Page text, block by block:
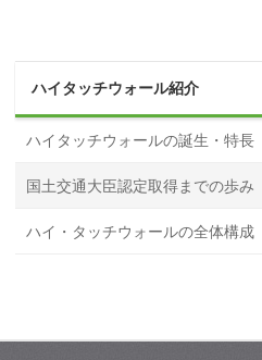
ハイタッチウォール紹介
ハイタッチウォールの誕生・特長
国土交通大臣認定取得までの歩み
ハイ・タッチウォールの全体構成